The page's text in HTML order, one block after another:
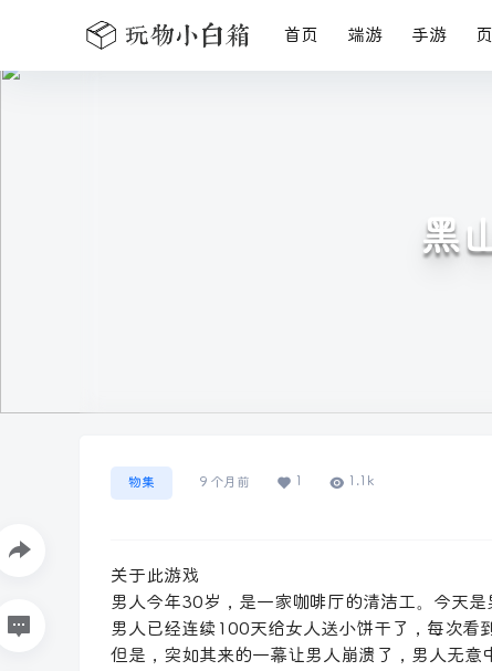
首页 端游 手游
黑
物集 9 个月前 1 1.1k
关于此游戏
男人今年30岁，是一家咖啡厅的清洁工。今天
男人已经连续100天给女人送小饼干了，每次看
但是，突如其来的一幕让男人崩溃了，男人无意